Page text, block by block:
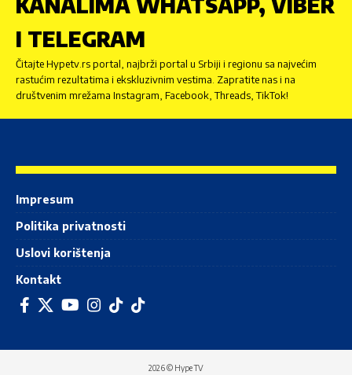
I TELEGRAM
Čitajte Hypetv.rs portal, najbrži portal u Srbiji i regionu sa najvećim
rastućim rezultatima i ekskluzivnim vestima. Zapratite nas i na
društvenim mrežama Instagram, Facebook, Threads, TikTok!
Impresum
Politika privatnosti
Uslovi korištenja
Kontakt
2026 © Hype TV